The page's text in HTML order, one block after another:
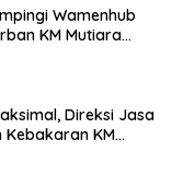
Wamenhub
KM Mutiara
Direksi Jasa
KM